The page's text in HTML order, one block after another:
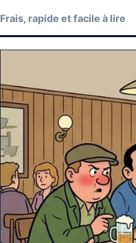
Frais, rapide et facile à lire